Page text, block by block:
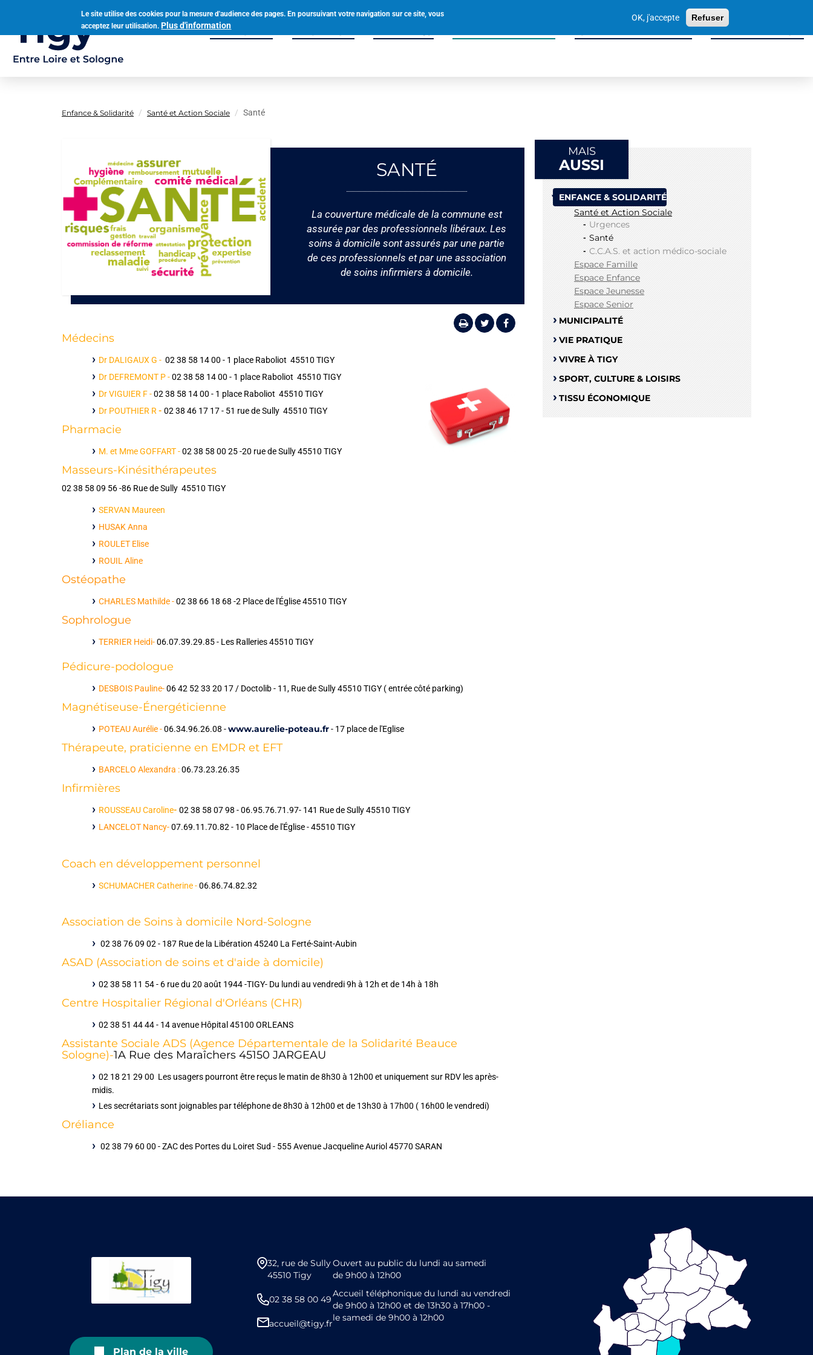
Le site utilise des cookies pour la mesure d'audience des pages. En poursuivant votre navigation sur ce site, vous
acceptez leur utilisation. Plus d'information
OK, j'accepte Refuser
principal
principale
Municipalité Sport, Culture & Loisirs Tissu Économique
0238580049
Enfance & Solidarité Santé et Action Sociale Santé
SANTÉ
La couverture médicale de la commune est
assurée par des professionnels libéraux. Les
soins à domicile sont assurés par une partie
de ces professionnels et par une association
de soins infirmiers à domicile.
Médecins
Dr DALIGAUX G - 02 38 58 14 00 - 1 place Raboliot 45510 TIGY
Dr DEFREMONT P -02 38 58 14 00 - 1 place Raboliot 45510 TIGY
Dr VIGUIER F -02 38 58 14 00 - 1 place Raboliot 45510 TIGY
Dr POUTHIER R - 02 38 46 17 17 - 51 rue de Sully 45510 TIGY
Pharmacie
M. et Mme GOFFART -02 38 58 00 25 -20 rue de Sully 45510 TIGY
Masseurs-Kinésithérapeutes
02 38 58 09 56 -86 Rue de Sully 45510 TIGY
SERVAN Maureen
HUSAK Anna
ROULET Elise
ROUIL Aline
Ostéopathe
CHARLES Mathilde -02 38 66 18 68 -2 Place de l'Église 45510 TIGY
Sophrologue
TERRIER Heidi-06.07.39.29.85 - Les Ralleries 45510 TIGY
Pédicure-podologue
DESBOIS Pauline-06 42 52 33 20 17 / Doctolib - 11, Rue de Sully 45510 TIGY ( entrée côté parking)
Magnétiseuse-Énergéticienne
POTEAU Aurélie -06.34.96.26.08 -www.aurelie-poteau.fr- 17 place de l'Eglise
Thérapeute, praticienne en EMDR et EFT
BARCELO Alexandra :06.73.23.26.35
Infirmières
ROUSSEAU Caroline- 02 38 58 07 98 - 06.95.76.71.97- 141 Rue de Sully45510 TIGY
LANCELOT Nancy-07.69.11.70.82 - 10 Place de l'Église - 45510 TIGY
Coach en développement personnel
SCHUMACHER Catherine -06.86.74.82.32
Association de Soins à domicile Nord-Sologne
02 38 76 09 02 - 187 Rue de la Libération 45240 La Ferté-Saint-Aubin
ASAD (Association de soins et d'aide à domicile)
02 38 58 11 54 - 6 rue du 20 août 1944 -TIGY- Du lundi au vendredi 9h à 12h et de 14h à 18h
Centre Hospitalier Régional d'Orléans (CHR)
02 38 51 44 44 - 14 avenue Hôpital 45100 ORLEANS
Assistante Sociale ADS (Agence Départementale de la Solidarité Beauce
Sologne)-1A Rue des Maraîchers 45150 JARGEAU
02 18 21 29 00 Les usagers pourront être reçus le matin de 8h30 à 12h00 et uniquement sur RDV les après-
midis.
Les secrétariats sont joignables par téléphone de 8h30 à 12h00 et de 13h30 à 17h00 ( 16h00 le vendredi)
Oréliance
02 38 79 60 00 -ZAC des Portes du Loiret Sud - 555 Avenue Jacqueline Auriol 45770 SARAN
MAIS
AUSSI
ENFANCE & SOLIDARITÉ
Santé et Action Sociale
Urgences
Santé
C.C.A.S. et action médico-sociale
Espace Famille
Espace Enfance
Espace Jeunesse
Espace Senior
MUNICIPALITÉ
VIE PRATIQUE
VIVRE À TIGY
SPORT, CULTURE & LOISIRS
TISSU ÉCONOMIQUE
Plan de la ville
32, rue de Sully
45510 Tigy
02 38 58 00 49
accueil@tigy.fr
Ouvert au public du lundi au samedi
de 9h00 à 12h00
Accueil téléphonique du lundi au vendredi
de 9h00 à 12h00 et de 13h30 à 17h00 -
le samedi de 9h00 à 12h00